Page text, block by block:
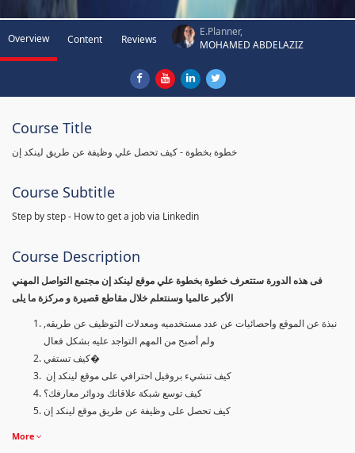
Overview Content Reviews
E.Planner,
MOHAMED ABDELAZIZ
Course Title
خطوة بخطوة - كيف تحصل علي وظيفة عن طريق لينكد إن
Course Subtitle
Step by step - How to get a job via Linkedin
Course Description
فى هذه الدورة ستتعرف خطوة بخطوة علي موقع لينكد إن مجتمع التواصل المهني
الأكبر عالميا وسنتعلم خلال مقاطع قصيرة و مركزة ما يلى
نبذة عن الموقع واحصائيات عن عدد مستخدميه ومعدلات التوظيف عن طريقه,
ولم أصبح من المهم التواجد عليه بشكل فعال
كيف تستفي�
كيف تنشيء بروفيل احترافي على موقع لينكد إن
كيف توسع شبكة علاقاتك ودوائر معارفك؟
كيف تحصل على وظيفة عن طريق موقع لينكد إن
More